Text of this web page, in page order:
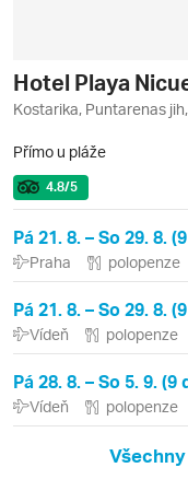
Hotel Playa
Kostarika, Puntarenas
Přímo u pláže
4.8/5
Pá 21. 8. – So 29. 8.
Praha polopenze
Pá 21. 8. – So 29. 8.
Vídeň polopenze
Pá 28. 8. – So 5. 9. (9
Vídeň polopenze